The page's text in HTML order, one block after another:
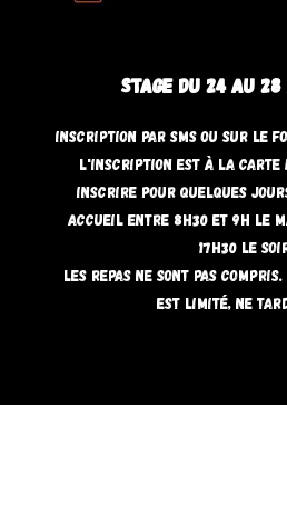
Stage du 24 au
Inscription par sms ou sur le
L'inscription est à la carte !
inscrire pour quelques
Accueil entre 8h30 et 9h le
17h30 le
Les repas ne sont pas
est limité, ne